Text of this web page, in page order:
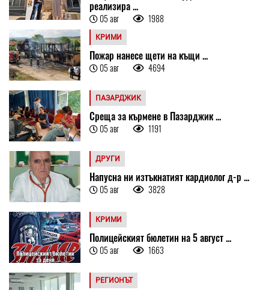
реализира ...
05 авг 1988
КРИМИ
Пожар нанесе щети на къщи ...
05 авг 4694
ПАЗАРДЖИК
Среща за кърмене в Пазарджик ...
05 авг 1191
ДРУГИ
Напусна ни изтъкнатият кардиолог д-р ...
05 авг 3828
КРИМИ
Полицейският бюлетин на 5 август ...
05 авг 1663
РЕГИОНЪТ